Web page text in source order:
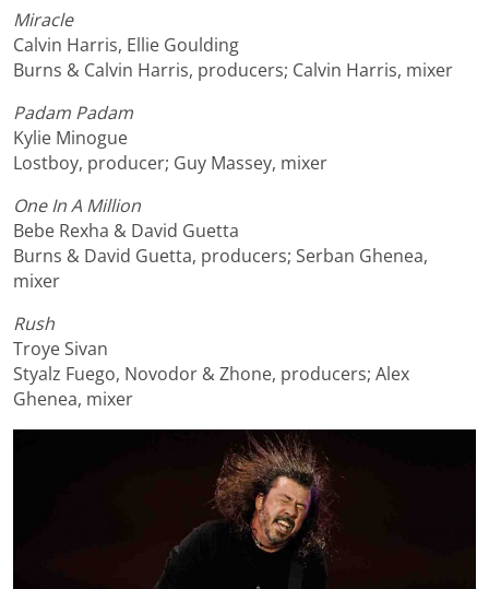
Miracle
Calvin Harris, Ellie Goulding
Burns & Calvin Harris, producers; Calvin Harris, mixer
Padam Padam
Kylie Minogue
Lostboy, producer; Guy Massey, mixer
One In A Million
Bebe Rexha & David Guetta
Burns & David Guetta, producers; Serban Ghenea,
mixer
Rush
Troye Sivan
Styalz Fuego, Novodor & Zhone, producers; Alex
Ghenea, mixer